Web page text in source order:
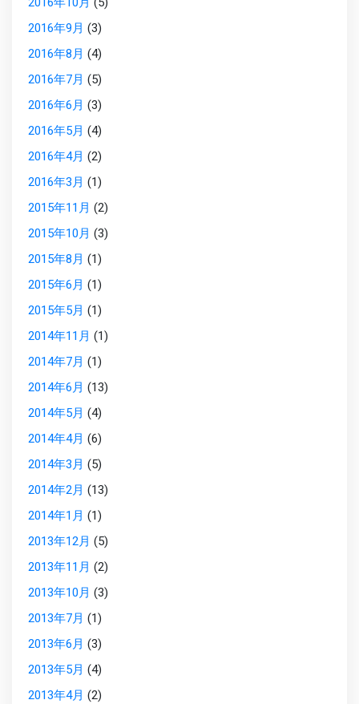
2016年9月 (3)
2016年8月 (4)
2016年7月 (5)
2016年6月 (3)
2016年5月 (4)
2016年4月 (2)
2016年3月 (1)
2015年11月 (2)
2015年10月 (3)
2015年8月 (1)
2015年6月 (1)
2015年5月 (1)
2014年11月 (1)
2014年7月 (1)
2014年6月 (13)
2014年5月 (4)
2014年4月 (6)
2014年3月 (5)
2014年2月 (13)
2014年1月 (1)
2013年12月 (5)
2013年11月 (2)
2013年10月 (3)
2013年7月 (1)
2013年6月 (3)
2013年5月 (4)
2013年4月 (2)